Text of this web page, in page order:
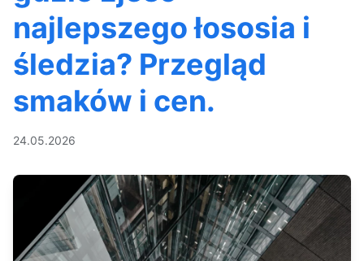
najlepszego łososia i
śledzia? Przegląd
smaków i cen.
24.05.2026